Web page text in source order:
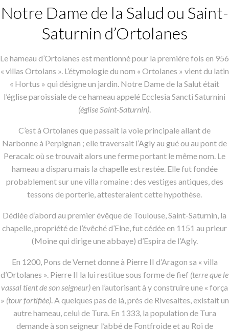
Notre Dame de la Salud ou Saint-
Saturnin d’Ortolanes
Le hameau d’Ortolanes est mentionné pour la première fois en 956
« villas Ortolans ». L’étymologie du nom « Ortolanes » vient du latin
« Hortus » qui désigne un jardin. Notre Dame de la Salut était
l’église paroissiale de ce hameau appelé Ecclesia Sancti Saturnini
(église Saint-Saturnin)
C’est à Ortolanes que passait la voie principale allant de
Narbonne à Perpignan ; elle traversait l’Agly au gué ou au pont de
Peracalc où se trouvait alors une ferme portant le même nom. Le
hameau a disparu mais la chapelle est restée. Elle fut fondée
probablement sur une villa romaine : des vestiges antiques, des
tessons de porterie, attesteraient cette hypothèse.
Dédiée d’abord au premier évêque de Toulouse, Saint-Saturnin, la
chapelle, propriété de l’évêché d’Elne, fut cédée en 1151 au prieur
(Moine qui dirige une abbaye) d’Espira de l’Agly.
En 1200, Pons de Vernet donne à Pierre II d’Aragon sa « villa
d’Ortolanes ». Pierre II la lui restitue sous forme de fief (terre que le
vassal tient de son seigneur)en l’autorisant à y construire une « força
» (tour fortifiée). A quelques pas de là, près de Rivesaltes, existait un
autre hameau, celui de Tura. En 1333, la population de Tura
demande à son seigneur l’abbé de Fontfroide et au Roi de